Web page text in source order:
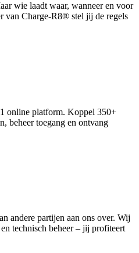
wie laadt waar, wanneer en voor
van Charge-R8® stel jij de regels
online platform. Koppel 350+
beheer toegang en ontvang
andere partijen aan ons over. Wij
technisch beheer – jij profiteert